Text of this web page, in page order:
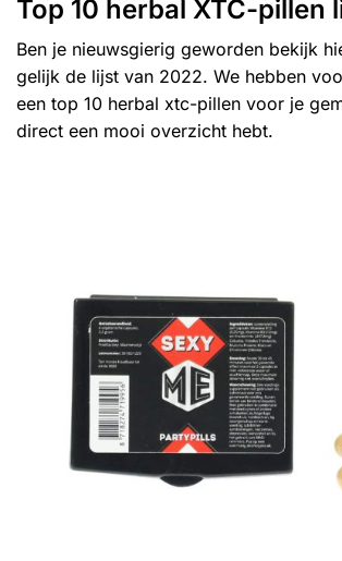
Top 10 herbal XTC-pillen
Ben je nieuwsgierig geworden bekijk
gelijk de lijst van 2022. We hebben
een top 10 herbal xtc-pillen voor je
direct een mooi overzicht hebt.